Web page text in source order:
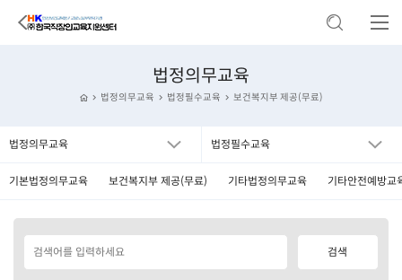
법정의무교육
법정의무교육 법정필수교육 보건복지부 제공(무료)
법정의무교육 법정필수교육
기본법정의무교육 보건복지부 제공(무료) 기타법정의무교육 기타안전예방교